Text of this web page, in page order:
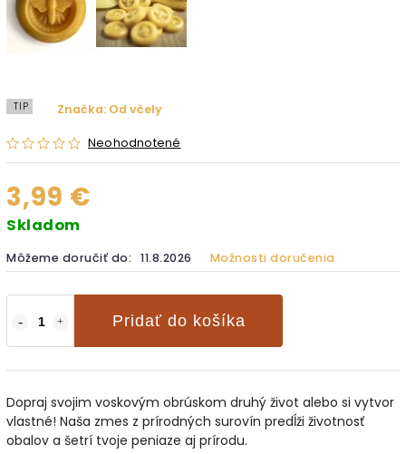
TIP
Neohodnotené
Značka: Od včely
3,99 €
Skladom
Môžeme doručiť do: 11.8.2026 Možnosti doručenia
Pridať do košíka
Dopraj svojim voskovým obrúskom druhý život alebo si vytvor
vlastné! Naša zmes z prírodných surovín predĺži životnosť
obalov a šetrí tvoje peniaze aj prírodu.